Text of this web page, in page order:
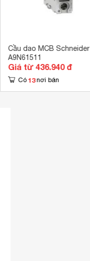
Cầu dao MCB Schneider
A9N61511
Giá từ 436.940 đ
Có 13 nơi bán